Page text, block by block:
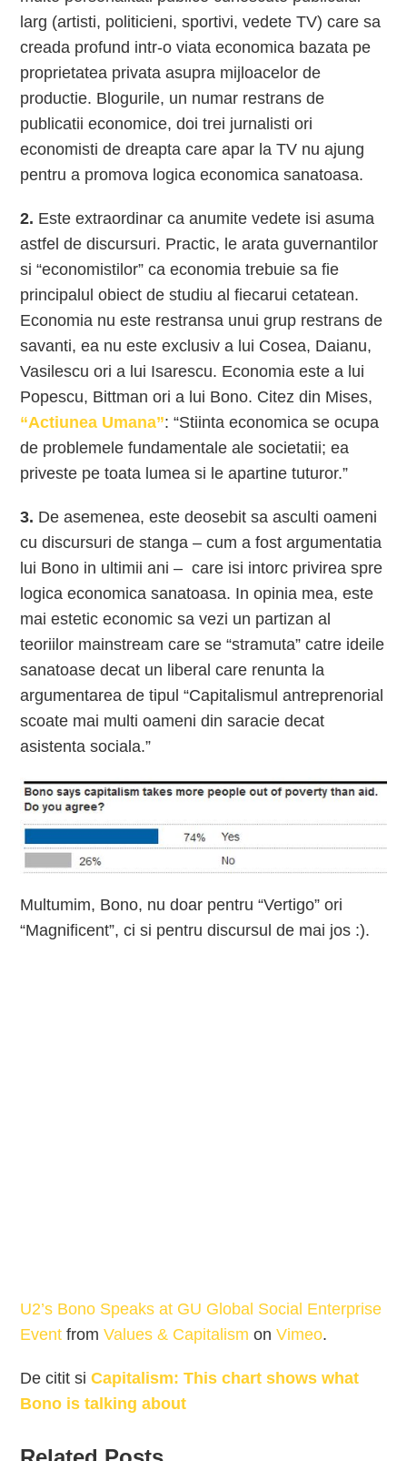
larg (artisti, politicieni, sportivi, vedete TV) care sa
creada profund intr-o viata economica bazata pe
proprietatea privata asupra mijloacelor de
productie. Blogurile, un numar restrans de
publicatii economice, doi trei jurnalisti ori
economisti de dreapta care apar la TV nu ajung
pentru a promova logica economica sanatoasa.
2. Este extraordinar ca anumite vedete isi asuma
astfel de discursuri. Practic, le arata guvernantilor
si “economistilor” ca economia trebuie sa fie
principalul obiect de studiu al fiecarui cetatean.
Economia nu este restransa unui grup restrans de
savanti, ea nu este exclusiv a lui Cosea, Daianu,
Vasilescu ori a lui Isarescu. Economia este a lui
Popescu, Bittman ori a lui Bono. Citez din Mises,
“Actiunea Umana”: “Stiinta economica se ocupa
de problemele fundamentale ale societatii; ea
priveste pe toata lumea si le apartine tuturor.”
3. De asemenea, este deosebit sa asculti oameni
cu discursuri de stanga – cum a fost argumentatia
lui Bono in ultimii ani – care isi intorc privirea spre
logica economica sanatoasa. In opinia mea, este
mai estetic economic sa vezi un partizan al
teoriilor mainstream care se “stramuta” catre ideile
sanatoase decat un liberal care renunta la
argumentarea de tipul “Capitalismul antreprenorial
scoate mai multi oameni din saracie decat
asistenta sociala.”
Multumim, Bono, nu doar pentru “Vertigo” ori
“Magnificent”, ci si pentru discursul de mai jos :).
U2’s Bono Speaks at GU Global Social Enterprise
Event fromValues & Capitalism onVimeo.
De citit siCapitalism: This chart shows what
Bono is talking about